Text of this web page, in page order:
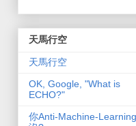
天馬行空
天馬行空
OK, Google, "What is
ECHO?"
你Anti-Machine-